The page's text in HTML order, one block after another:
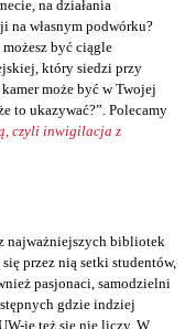
na działania
na własnym podwórku?
być ciągle
który siedzi przy
może być w Twojej
to ukazywać?”. Polecamy
czyli inwigilacja z
najważniejszych bibliotek
przez nią setki studentów,
pasjonaci, samodzielni
gdzie indziej
ie też się nie liczy. W